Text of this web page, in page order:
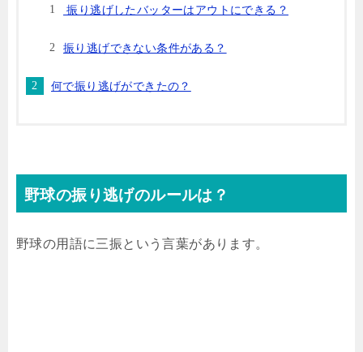
振り逃げしたバッターはアウトにできる？
振り逃げできない条件がある？
何で振り逃げができたの？
野球の振り逃げのルールは？
野球の用語に三振という言葉があります。